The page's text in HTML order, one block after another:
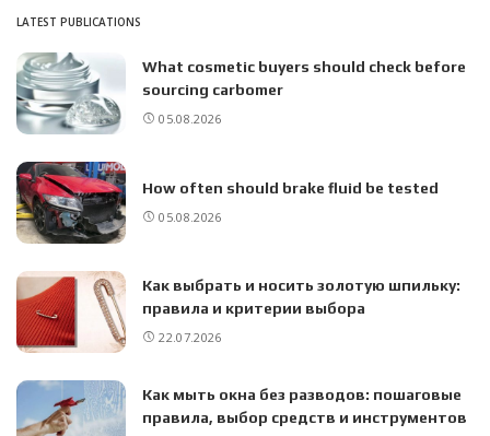
LATEST PUBLICATIONS
What cosmetic buyers should check before
sourcing carbomer
05.08.2026
How often should brake fluid be tested
05.08.2026
Как выбрать и носить золотую шпильку:
правила и критерии выбора
22.07.2026
Как мыть окна без разводов: пошаговые
правила, выбор средств и инструментов